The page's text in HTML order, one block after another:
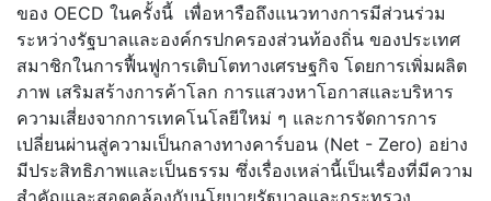
ของ OECD ในครั้งนี้ เพื่อหารือถึงแนวทางการมีส่วนร่วม
ระหว่างรัฐบาลและองค์กรปกครองส่วนท้องถิ่น ของประเทศ
สมาชิกในการฟื้นฟูการเติบโตทางเศรษฐกิจ โดยการเพิ่มผลิต
ภาพ เสริมสร้างการค้าโลก การแสวงหาโอกาสและบริหาร
ความเสี่ยงจากการเทคโนโลยีใหม่ ๆ และการจัดการการ
เปลี่ยนผ่านสู่ความเป็นกลางทางคาร์บอน (Net - Zero) อย่าง
มีประสิทธิภาพและเป็นธรรม ซึ่งเรื่องเหล่านี้เป็นเรื่องที่มีความ